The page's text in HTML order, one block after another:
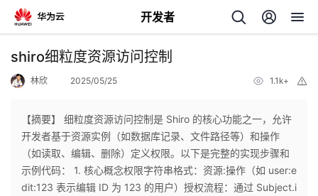
开发者
返
个
shiro细粒度资源访问控制
林欣 2025/05/25 1.1k+
【摘要】 细粒度资源访问控制是 Shiro 的核心功能之一，允许
开发者基于资源实例（如数据库记录、文件路径等）和操作
（如读取、编辑、删除）定义权限。以下是完整的实现步骤和
示例代码： 1. 核心概念权限字符串格式：资源:操作（如 user:e
dit:123 表示编辑 ID 为 123 的用户）授权流程：通过 Subject.i